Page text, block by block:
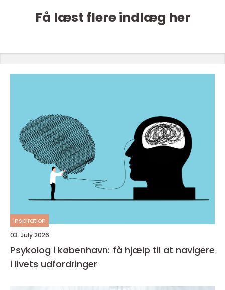
Få læst flere indlæg her
inspiration
03. July 2026
Psykolog i københavn: få hjælp til at navigere
i livets udfordringer